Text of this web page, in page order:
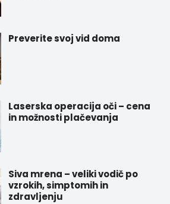
Preverite svoj vid doma
Laserska operacija oči – cena
in možnosti plačevanja
Siva mrena – veliki vodič po
vzrokih, simptomih in
zdravljenju